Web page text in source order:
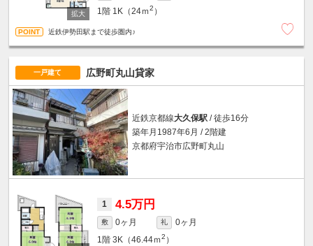
1階 1K（24ｍ2 ）
近鉄伊勢田駅まで徒歩圏内♪
一戸建て 広野町丸山貸家
近鉄京都線大久保駅/ 徒歩16分
築年月1987年6月 / 2階建
京都府宇治市広野町丸山
1 4.5万円
敷 0ヶ月 礼
0ヶ月
1階 3K（46.44ｍ2 ）